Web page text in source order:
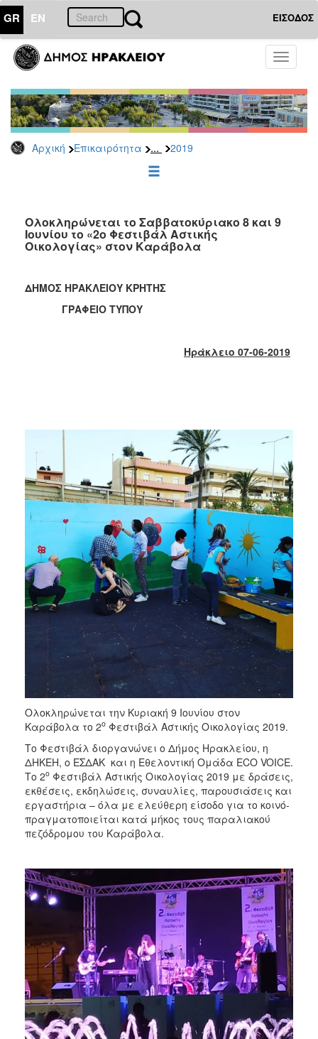
GR EN ΕΙΣΟΔΟΣ
Toggle
Αρχική Επικαιρότητα ... 2019
ΕΠΙΚΑΙΡΟΤΗΤΑ
Τύπου
Αρχείο
2026
2025
2022
2021
2019
2018
2011
2006
ΔΗΜΟΤΗΣ
ΕΠΙΣΚΕΠΤΗΣ
ΗΡΑΚΛΕΙΟ
Ολοκληρώνεται το Σαββατοκύριακο 8 και 9
Ιουνίου το «2ο Φεστιβάλ Αστικής
Οικολογίας» στον Καράβολα
ΔΗΜΟΣ ΗΡΑΚΛΕΙΟΥ ΚΡΗΤΗΣ
ΓΡΑΦΕΙΟ ΤΥΠΟΥ
Ηράκλειο 07-06-2019
Ολοκληρώνεται την Κυριακή 9 Ιουνίου στον
Καράβολα το 2ο Φεστιβάλ Αστικής Οικολογίας 2019.
Το Φεστιβάλ διοργανώνει ο Δήμος Ηρακλείου, η
ΔΗΚΕΗ, ο ΕΣΔΑΚ και η Εθελοντική Ομάδα ECO VOICE.
Το 2ο Φεστιβάλ Αστικής Οικολογίας 2019 με δράσεις,
εκθέσεις, εκδηλώσεις, συναυλίες, παρουσιάσεις και
εργαστήρια – όλα με ελεύθερη είσοδο για το κοινό-
πραγματοποιείται κατά μήκος τους παραλιακού
πεζόδρομου του Καράβολα.